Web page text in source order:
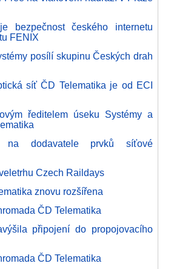
bezpečnost českého internetu
FENIX
posílí skupinu Českých drah
síť ČD Telematika je od ECI
ředitelem úseku Systémy a
na dodavatele prvků síťové
Czech Raildays
znovu rozšířena
ČD Telematika
připojení do propojovacího
ČD Telematika